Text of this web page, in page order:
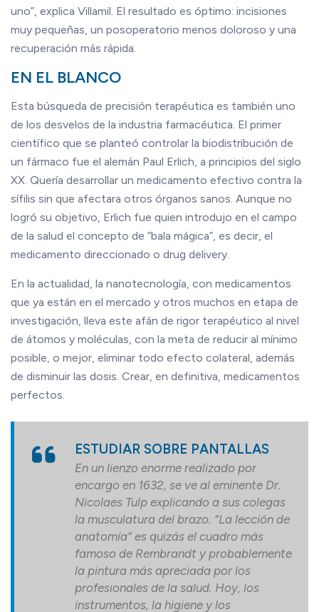
uno”, explica Villamil. El resultado es óptimo: incisiones
muy pequeñas, un posoperatorio menos doloroso y una
recuperación más rápida.
EN EL BLANCO
Esta búsqueda de precisión terapéutica es también uno
de los desvelos de la industria farmacéutica. El primer
científico que se planteó controlar la biodistribución de
un fármaco fue el alemán Paul Erlich, a principios del siglo
XX. Quería desarrollar un medicamento efectivo contra la
sífilis sin que afectara otros órganos sanos. Aunque no
logró su objetivo, Erlich fue quien introdujo en el campo
de la salud el concepto de “bala mágica”, es decir, el
medicamento direccionado o drug delivery.
En la actualidad, la nanotecnología, con medicamentos
que ya están en el mercado y otros muchos en etapa de
investigación, lleva este afán de rigor terapéutico al nivel
de átomos y moléculas, con la meta de reducir al mínimo
posible, o mejor, eliminar todo efecto colateral, además
de disminuir las dosis. Crear, en definitiva, medicamentos
perfectos.
ESTUDIAR SOBRE PANTALLAS
En un lienzo enorme realizado por
encargo en 1632, se ve al eminente Dr.
Nicolaes Tulp explicando a sus colegas
la musculatura del brazo. “La lección de
anatomía” es quizás el cuadro más
famoso de Rembrandt y probablemente
la pintura más apreciada por los
profesionales de la salud. Hoy, los
instrumentos, la higiene y los